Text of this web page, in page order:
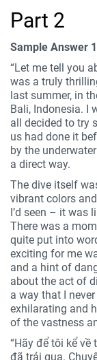
Part 2
Sample Answer
“Let me tell you
was a truly
last summer, in
Bali, Indonesia. I
all decided to try
us had done it
by the
a direct way.
The dive itself
vibrant colors
I’d seen – it was
There was a
quite put into
exciting for me
and a hint of
about the act of
a way that I
exhilarating and
of the vastness
“Hãy để tôi kể
đã trải qua.